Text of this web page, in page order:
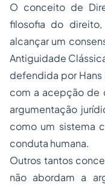
O conceito de
filosofia do
alcançar um
Antiguidade
defendida por
com a acepção de
argumentação
como um sistema
conduta humana.
Outros tantos
não abordam a